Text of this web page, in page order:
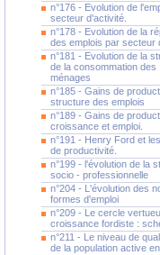
n°176 - Evolution de
secteur d'activité.
n°178 - Evolution de la
des emplois par secteur
n°181 - Evolution de la
de la consommation des
ménages
n°185 - Gains de
structure des emplois
n°189 - Gains de
croissance et emploi.
n°191 - Henry Ford et
de productivité.
n°199 - l'évolution de la
socio - professionnelle
n°204 - L'évolution des
formes d'emploi
n°209 - Le cercle
croissance fordiste :
n°211 - Le niveau de
de la population active